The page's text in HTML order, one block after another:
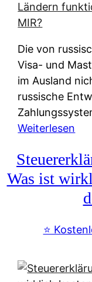
t
n
a
t
i
v
e
&
f
r
e
u
s
Die von
Visa- und
im Ausland
russische
Weiterlesen
a
h
g
s
Was ist
⭐️